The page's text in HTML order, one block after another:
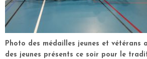
Photo des médailles jeunes et vétérans
des jeunes présents ce soir pour le